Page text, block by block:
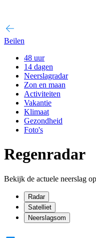
Beilen
48 uur
14 dagen
Neerslagradar
Zon en maan
Activiteiten
Vakantie
Klimaat
Gezondheid
Foto's
Regenradar
Bekijk de actuele neerslag
Radar
Satelliet
Neerslagsom